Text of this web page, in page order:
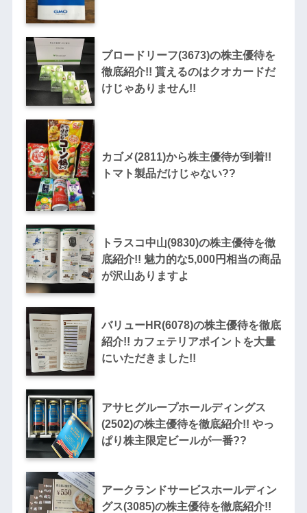
ブロードリーフ(3673)の株主優待を
徹底紹介!! 貰えるのはクオカードだ
けじゃありません!!
カゴメ(2811)から株主優待が到着!!
トマト製品だけじゃない??
トラスコ中山(9830)の株主優待を徹
底紹介!! 魅力的な5,000円相当の商品
が沢山ありますよ
バリューHR(6078)の株主優待を徹底
紹介!! カフェテリアポイントを大量
にいただきました!!
アサヒグループホールディングス
(2502)の株主優待を徹底紹介!! やっ
ぱり株主限定ビールが一番??
アークランドサービスホールディン
グス(3085)の株主優待を徹底紹介!!